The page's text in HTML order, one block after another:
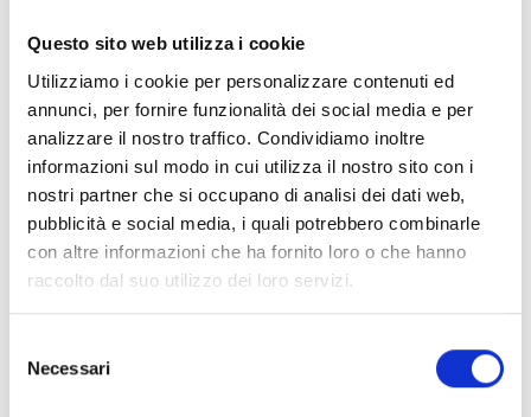
Questo sito web utilizza i cookie
Utilizziamo i cookie per personalizzare contenuti ed
annunci, per fornire funzionalità dei social media e per
analizzare il nostro traffico. Condividiamo inoltre
informazioni sul modo in cui utilizza il nostro sito con i
nostri partner che si occupano di analisi dei dati web,
pubblicità e social media, i quali potrebbero combinarle
con altre informazioni che ha fornito loro o che hanno
raccolto dal suo utilizzo dei loro servizi.
delNecessari
Il bando invita a presentare candidatura le
organizzazioni della società civile e le
organizzazioni per i diritti delle donnelegalmente
registrate e non governative, incoraggiando in
particolare la partecipazione di quelle che sono
impegnate come “
commitment makers ” nell’ambito
dellaGeneration Equality Action Coalition on Feminist
Movements and Leadership (AC6). Tali enti devono,
inoltre, rispettare le seguenti condizioni:
rafforzamento dei movimenti femministi (Cfr. pag. 6
del bando);